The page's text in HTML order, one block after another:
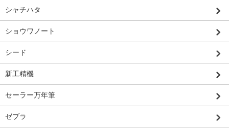
シャチハタ
ショウワノート
シード
新工精機
セーラー万年筆
ゼブラ